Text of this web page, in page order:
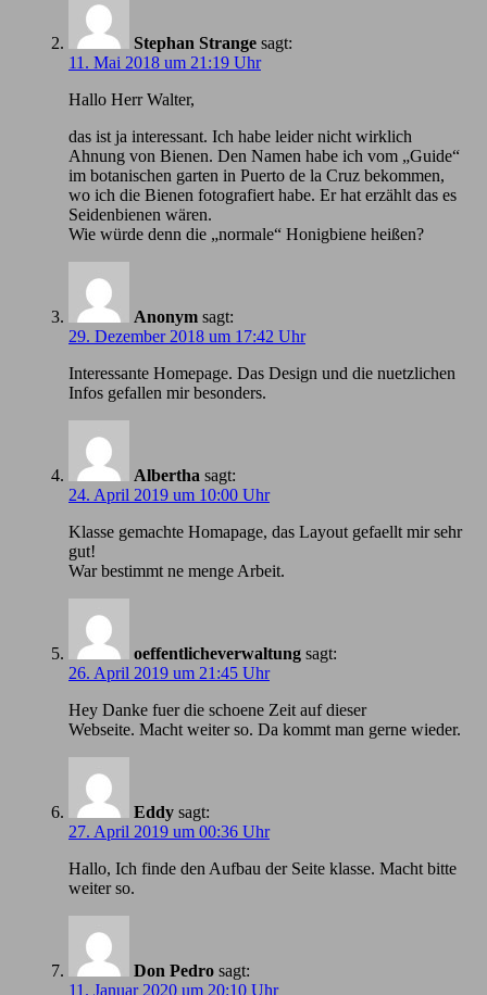
Stephan Strange sagt:
11. Mai 2018 um 21:19 Uhr
Hallo Herr Walter,
das ist ja interessant. Ich habe leider nicht wirklich
Ahnung von Bienen. Den Namen habe ich vom „Guide“
im botanischen garten in Puerto de la Cruz bekommen,
wo ich die Bienen fotografiert habe. Er hat erzählt das es
Seidenbienen wären.
Wie würde denn die „normale“ Honigbiene heißen?
Anonym sagt:
29. Dezember 2018 um 17:42 Uhr
Іnteressante Homepage. Das Design und die nuetzlichen
Infos gefallen mir besonders.
Albertha sagt:
24. April 2019 um 10:00 Uhr
Klasse gemachte Homapage, das Layout gefaellt mir sehr
gut!
War bestimmt ne menge Arbeit.
oeffentlicheverwaltung sagt:
26. April 2019 um 21:45 Uhr
Hey Danke fuer die schoene Zeit auf dieser
Webseite. Macht weiter so. Da kommt man gerne wieder.
Eddy sagt:
27. April 2019 um 00:36 Uhr
Hallo, Ich finde den Aufbau der Seite klasse. Macht bitte
weiter so.
Don Pedro sagt:
11. Januar 2020 um 20:10 Uhr